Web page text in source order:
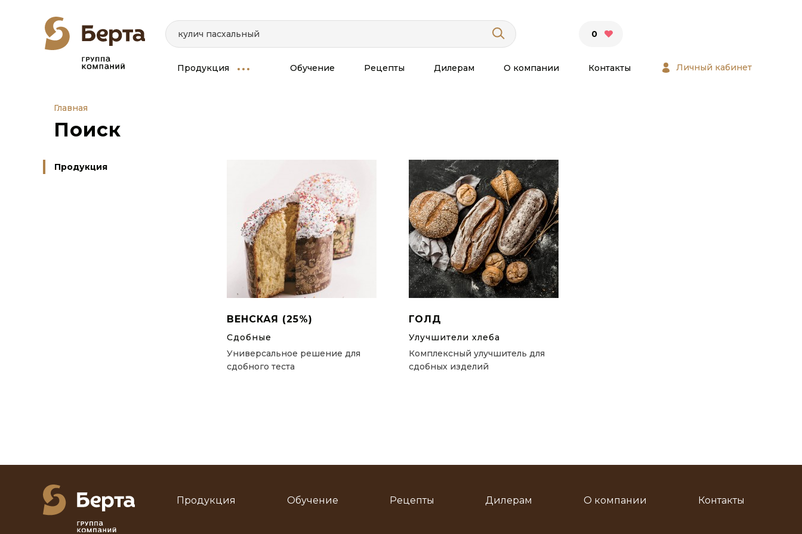
0
Продукция Обучение Рецепты Дилерам О компании Контакты Личный кабинет
Главная
Поиск
Продукция
ВЕНСКАЯ (25%)
Сдобные
Универсальное решение для
сдобного теста
ГОЛД
Улучшители хлеба
Комплексный улучшитель для
сдобных изделий
Продукция Обучение Рецепты Дилерам О компании Контакты